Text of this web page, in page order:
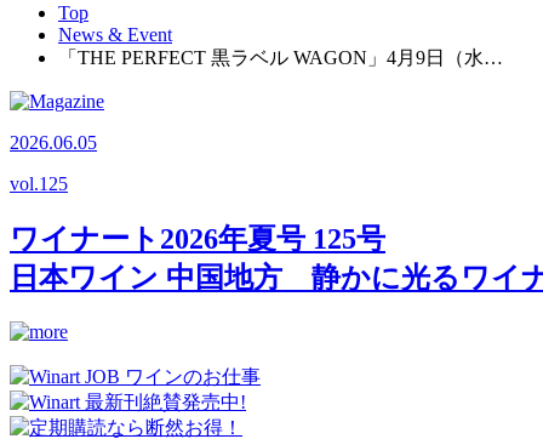
Top
News & Event
「THE PERFECT 黒ラベル WAGON」4月9日（水…
2026.06.05
vol.125
ワイナート2026年夏号 125号
日本ワイン 中国地方 静かに光るワイ